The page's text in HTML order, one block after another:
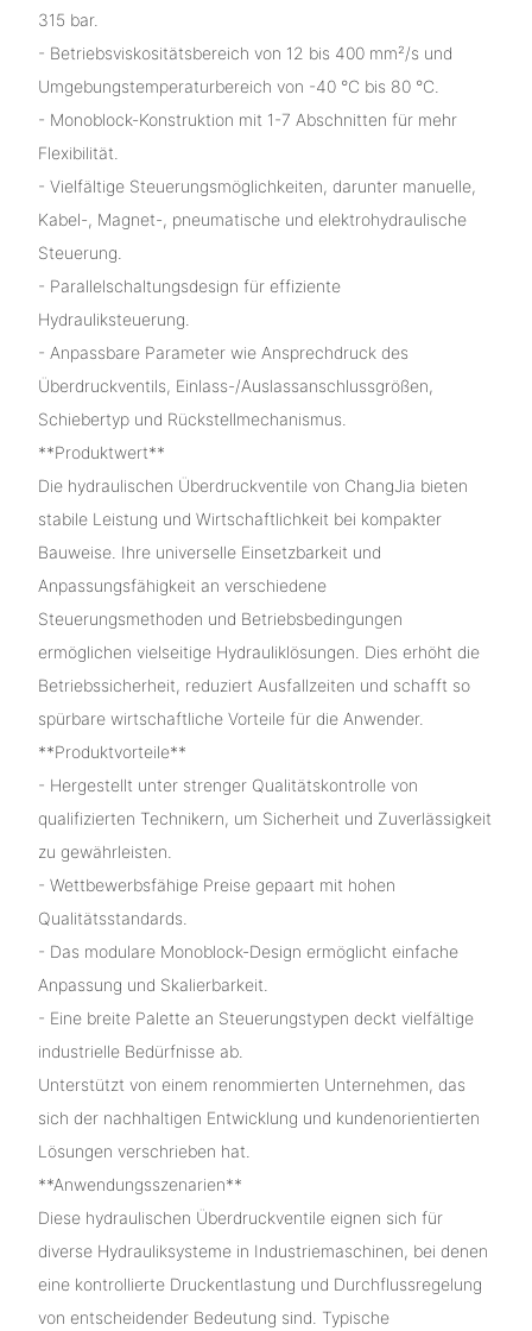
315 bar.
- Betriebsviskositätsbereich von 12 bis 400 mm²/s und
Umgebungstemperaturbereich von -40 °C bis 80 °C.
- Monoblock-Konstruktion mit 1-7 Abschnitten für mehr
Flexibilität.
- Vielfältige Steuerungsmöglichkeiten, darunter manuelle,
Kabel-, Magnet-, pneumatische und elektrohydraulische
Steuerung.
- Parallelschaltungsdesign für effiziente
Hydrauliksteuerung.
- Anpassbare Parameter wie Ansprechdruck des
Überdruckventils, Einlass-/Auslassanschlussgrößen,
Schiebertyp und Rückstellmechanismus.
**Produktwert**
Die hydraulischen Überdruckventile von ChangJia bieten
stabile Leistung und Wirtschaftlichkeit bei kompakter
Bauweise. Ihre universelle Einsetzbarkeit und
Anpassungsfähigkeit an verschiedene
Steuerungsmethoden und Betriebsbedingungen
ermöglichen vielseitige Hydrauliklösungen. Dies erhöht die
Betriebssicherheit, reduziert Ausfallzeiten und schafft so
spürbare wirtschaftliche Vorteile für die Anwender.
**Produktvorteile**
- Hergestellt unter strenger Qualitätskontrolle von
qualifizierten Technikern, um Sicherheit und Zuverlässigkeit
zu gewährleisten.
- Wettbewerbsfähige Preise gepaart mit hohen
Qualitätsstandards.
- Das modulare Monoblock-Design ermöglicht einfache
Anpassung und Skalierbarkeit.
- Eine breite Palette an Steuerungstypen deckt vielfältige
industrielle Bedürfnisse ab.
Unterstützt von einem renommierten Unternehmen, das
sich der nachhaltigen Entwicklung und kundenorientierten
Lösungen verschrieben hat.
**Anwendungsszenarien**
Diese hydraulischen Überdruckventile eignen sich für
diverse Hydrauliksysteme in Industriemaschinen, bei denen
eine kontrollierte Druckentlastung und Durchflussregelung
von entscheidender Bedeutung sind. Typische